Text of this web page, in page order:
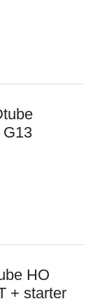
G13
HO
+ starter